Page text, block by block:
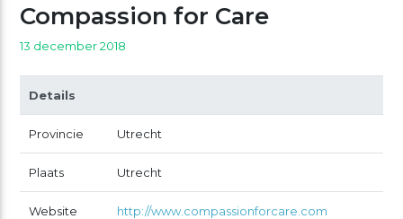
Compassion for Care
13 december 2018
Details
Provincie Utrecht
Plaats Utrecht
Website http://www.compassionforcare.com